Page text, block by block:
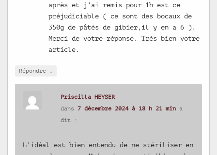
après et j’ai remis pour 1h est ce
préjudiciable ( ce sont des bocaux de
350g de pâtés de gibier,il y en a 6 ).
Merci de votre réponse. Très bien votre
article.
Répondre ↓
Priscilla HEYSER
dans7 décembre 2024 à 18 h 21 min a
dit :
L’idéal est bien entendu de ne stériliser en